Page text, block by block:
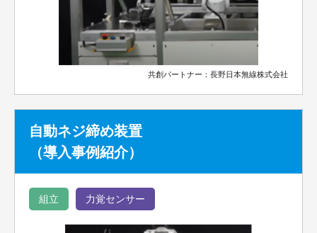
共創パートナー：長野日本無線株式会社
自動ネジ締め装置
（導入事例紹介）
組立 力覚センサー